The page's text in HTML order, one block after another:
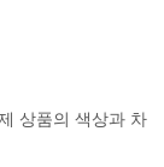
상품의 색상과 차